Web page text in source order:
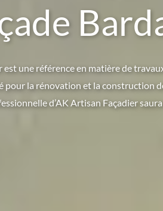
est une référence en matière de
pour la rénovation et la construction
d’AK Artisan Façadier